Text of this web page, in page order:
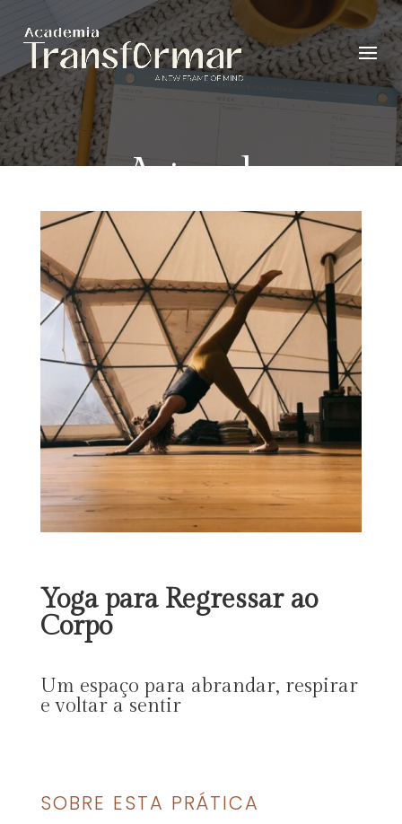
Agenda
Yoga para Regressar ao
Corpo
Um espaço para abrandar, respirar
e voltar a sentir
SOBRE ESTA PRÁTICA